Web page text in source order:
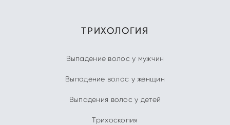
ТРИХОЛОГИЯ
Выпадение волос у мужчин
Выпадение волос у женщин
Выпадения волос у детей
Трихоскопия